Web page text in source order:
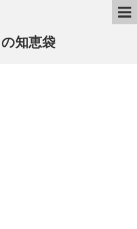
知恵袋